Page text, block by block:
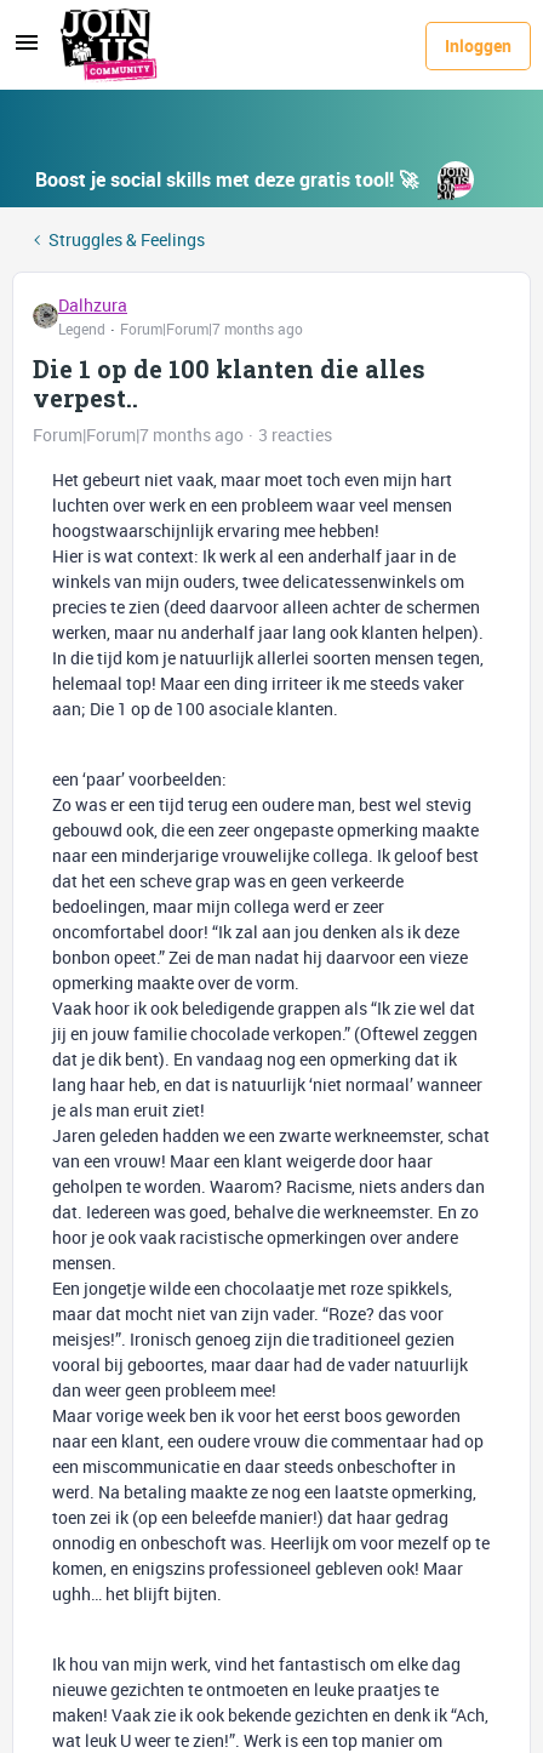
Inloggen
Boost je social skills met deze gratis tool! 🚀
Struggles & Feelings
Dalhzura
Legend Forum|Forum|7 months ago
Die 1 op de 100 klanten die alles
verpest..
Forum|Forum|7 months ago
3 reacties
Het gebeurt niet vaak, maar moet toch even mijn hart
luchten over werk en een probleem waar veel mensen
hoogstwaarschijnlijk ervaring mee hebben!
Hier is wat context: Ik werk al een anderhalf jaar in de
winkels van mijn ouders, twee delicatessenwinkels om
precies te zien (deed daarvoor alleen achter de schermen
werken, maar nu anderhalf jaar lang ook klanten helpen).
In die tijd kom je natuurlijk allerlei soorten mensen tegen,
helemaal top! Maar een ding irriteer ik me steeds vaker
aan; Die 1 op de 100 asociale klanten.
een ‘paar’ voorbeelden:
Zo was er een tijd terug een oudere man, best wel stevig
gebouwd ook, die een zeer ongepaste opmerking maakte
naar een minderjarige vrouwelijke collega. Ik geloof best
dat het een scheve grap was en geen verkeerde
bedoelingen, maar mijn collega werd er zeer
oncomfortabel door! “Ik zal aan jou denken als ik deze
bonbon opeet.” Zei de man nadat hij daarvoor een vieze
opmerking maakte over de vorm.
Vaak hoor ik ook beledigende grappen als “Ik zie wel dat
jij en jouw familie chocolade verkopen.” (Oftewel zeggen
dat je dik bent). En vandaag nog een opmerking dat ik
lang haar heb, en dat is natuurlijk ‘niet normaal’ wanneer
je als man eruit ziet!
Jaren geleden hadden we een zwarte werkneemster, schat
van een vrouw! Maar een klant weigerde door haar
geholpen te worden. Waarom? Racisme, niets anders dan
dat. Iedereen was goed, behalve die werkneemster. En zo
hoor je ook vaak racistische opmerkingen over andere
mensen.
Een jongetje wilde een chocolaatje met roze spikkels,
maar dat mocht niet van zijn vader. “Roze? das voor
meisjes!”. Ironisch genoeg zijn die traditioneel gezien
vooral bij geboortes, maar daar had de vader natuurlijk
dan weer geen probleem mee!
Maar vorige week ben ik voor het eerst boos geworden
naar een klant, een oudere vrouw die commentaar had op
een miscommunicatie en daar steeds onbeschofter in
werd. Na betaling maakte ze nog een laatste opmerking,
toen zei ik (op een beleefde manier!) dat haar gedrag
onnodig en onbeschoft was. Heerlijk om voor mezelf op te
komen, en enigszins professioneel gebleven ook! Maar
ughh… het blijft bijten.
Ik hou van mijn werk, vind het fantastisch om elke dag
nieuwe gezichten te ontmoeten en leuke praatjes te
maken! Vaak zie ik ook bekende gezichten en denk ik “Ach,
wat leuk U weer te zien!”. Werk is een top manier om